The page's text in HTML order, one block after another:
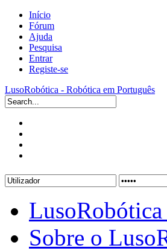
Início
Fórum
Ajuda
Pesquisa
Entrar
Registe-se
LusoRobótica - Robótica em Português
Sobre o